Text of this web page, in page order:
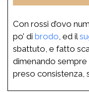
Con rossi d’ovo
po’ di brodo , ed il
sbattuto, e fatto
dimenando
preso consistenza,